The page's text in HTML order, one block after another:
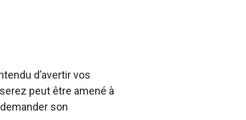
d’avertir vos
peut être amené à
son